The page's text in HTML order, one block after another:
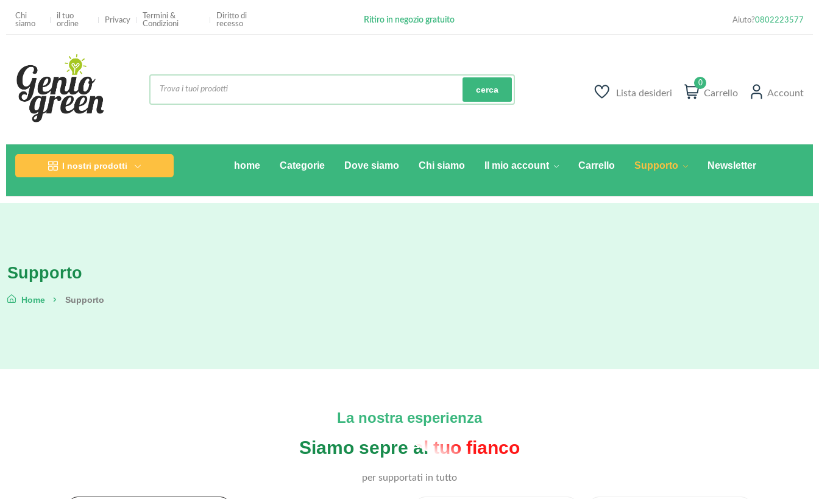
Chi
siamo
il tuo
ordine
Privacy
Termini &
Condizioni
Diritto di
recesso
Ritiro in negozio gratuito
Aiuto?0802223577
cerca Lista desideri
0
Carrello Account
I nostri prodotti home Categorie Dove siamo Chi siamo Il mio account Carrello Supporto Newsletter
Supporto
Home Supporto
La nostra esperienza
Siamo sepre al tuo fianco
per supportati in tutto